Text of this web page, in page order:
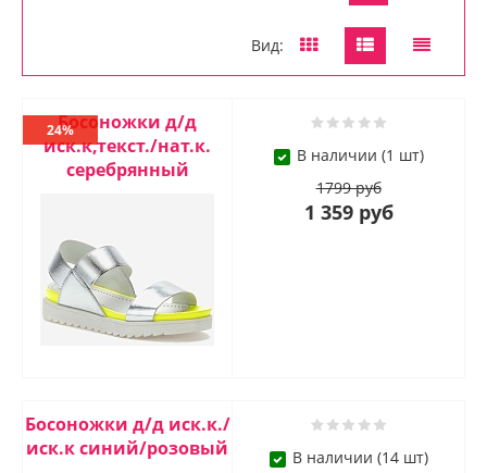
Вид:
Босоножки д/д
иск.к,текст./нат.к.
серебрянный
24%
В наличии (1 шт)
1799 руб
1 359 руб
Босоножки д/д иск.к./
иск.к синий/розовый
В наличии (14 шт)